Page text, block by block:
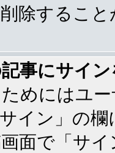
除するこ
事にサイ
めにはユ
イン」の
面で「サ